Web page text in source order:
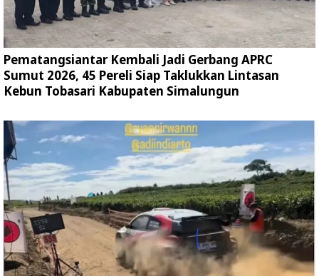
Pematangsiantar Kembali Jadi Gerbang APRC
Sumut 2026, 45 Pereli Siap Taklukkan Lintasan
Kebun Tobasari Kabupaten Simalungun